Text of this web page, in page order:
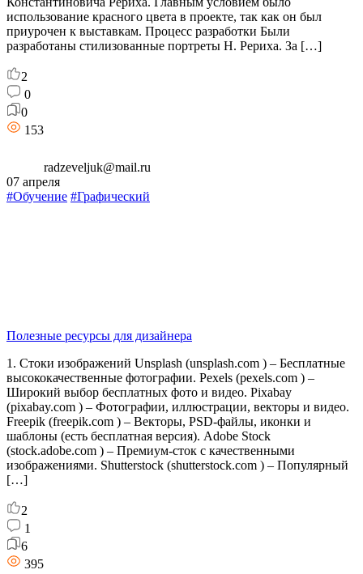
использование красного цвета в проекте, так как он был
приурочен к выставкам. Процесс разработки Были
разработаны стилизованные портреты Н. Рериха. За […]
2
0
0
153
radzeveljuk@mail.ru
07 апреля
#Обучение #Графический
Полезные ресурсы для дизайнера
1. Стоки изображений Unsplash (unsplash.com ) – Бесплатные
высококачественные фотографии. Pexels (pexels.com ) –
Широкий выбор бесплатных фото и видео. Pixabay
(pixabay.com ) – Фотографии, иллюстрации, векторы и видео.
Freepik (freepik.com ) – Векторы, PSD-файлы, иконки и
шаблоны (есть бесплатная версия). Adobe Stock
(stock.adobe.com ) – Премиум-сток с качественными
изображениями. Shutterstock (shutterstock.com ) – Популярный
[…]
2
1
6
395